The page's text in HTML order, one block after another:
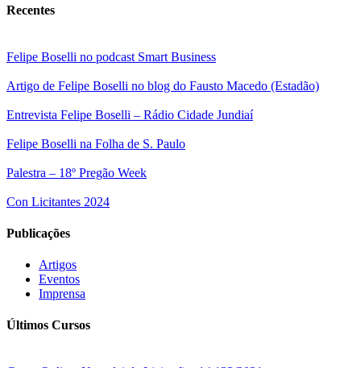
Recentes
Felipe Boselli no podcast Smart Business
Artigo de Felipe Boselli no blog do Fausto Macedo (Estadão)
Entrevista Felipe Boselli – Rádio Cidade Jundiaí
Felipe Boselli na Folha de S. Paulo
Palestra – 18º Pregão Week
Con Licitantes 2024
Publicações
Artigos
Eventos
Imprensa
Últimos Cursos